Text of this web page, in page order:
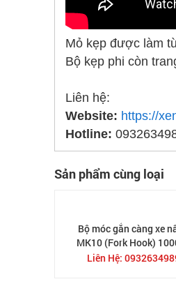
Mỏ kẹp được làm
Bộ kẹp phi còn
Liên hệ:
Website: https://
Hotline:
Sản phẩm cùng loại
Bộ móc gắn càng xe
MK10 (Fork Hook)
Liên Hệ: